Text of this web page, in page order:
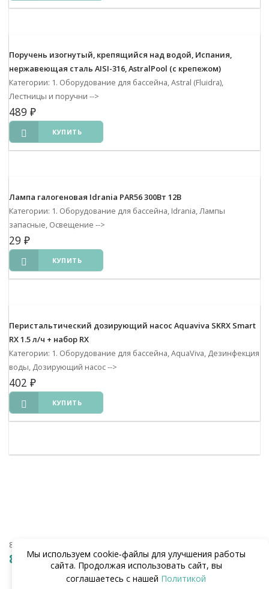
Поручень изогнутый, крепящийся над водой, Испания,
нержавеющая сталь AISI-316, AstralPool (с крепежом)
Категории: 1. Оборудование для бассейна, Astral (Fluidra),
Лестницы и поручни -->
489 ₽
КУПИТЬ
Лампа галогеновая Idrania PAR56 300Вт 12В
Категории: 1. Оборудование для бассейна, Idrania, Лампы
запасные, Освещение -->
29 ₽
КУПИТЬ
Перистальтический дозирующий насос Aquaviva SKRX Smart
RX 1.5 л/ч + набор RX
Категории: 1. Оборудование для бассейна, AquaViva, Дезинфекция
воды, Дозирующий насос-->
402 ₽
КУПИТЬ
8 (938) 441-20-90
8 (862) 291-20-90
Мы используем cookie‑файлы для улучшения работы
сайта. Продолжая использовать сайт, вы
соглашаетесь с нашей Политикой